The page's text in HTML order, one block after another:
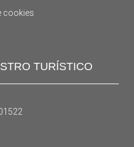
cookies
TURÍSTICO